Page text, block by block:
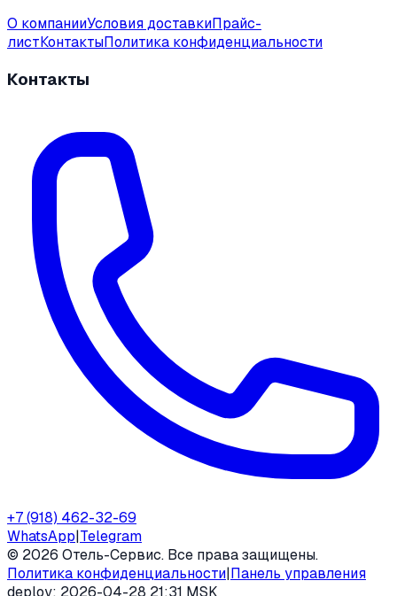
О компанииУсловия доставкиПрайс-
листКонтактыПолитика конфиденциальности
Контакты
+7 (918) 462-32-69
WhatsApp|Telegram
© 2026 Отель-Сервис. Все права защищены.
Политика конфиденциальности|Панель управления
deploy: 2026-04-28 21:31 MSK